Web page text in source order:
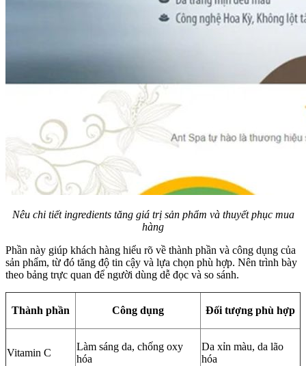
Nêu chi tiết ingredients tăng giá trị sản phẩm và thuyết phục mua
hàng
Phần này giúp khách hàng hiểu rõ về thành phần và công dụng của
sản phẩm, từ đó tăng độ tin cậy và lựa chọn phù hợp. Nên trình bày
theo bảng trực quan để người dùng dễ đọc và so sánh.
Thành phần Công dụng Đối tượng phù hợp
Vitamin C
Làm sáng da, chống oxy
hóa
Da xỉn màu, da lão
hóa